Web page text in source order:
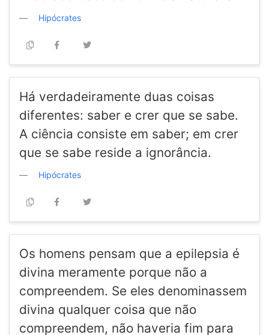
Hipócrates
Há verdadeiramente duas coisas
diferentes: saber e crer que se sabe.
A ciência consiste em saber; em crer
que se sabe reside a ignorância.
Hipócrates
Os homens pensam que a epilepsia é
divina meramente porque não a
compreendem. Se eles denominassem
divina qualquer coisa que não
compreendem, não haveria fim para